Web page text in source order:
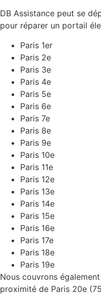
DB Assistance peut se
pour réparer un portail
Paris 1er
Paris 2e
Paris 3e
Paris 4e
Paris 5e
Paris 6e
Paris 7e
Paris 8e
Paris 9e
Paris 10e
Paris 11e
Paris 12e
Paris 13e
Paris 14e
Paris 15e
Paris 16e
Paris 17e
Paris 18e
Paris 19e
Nous couvrons
proximité de Paris 20e